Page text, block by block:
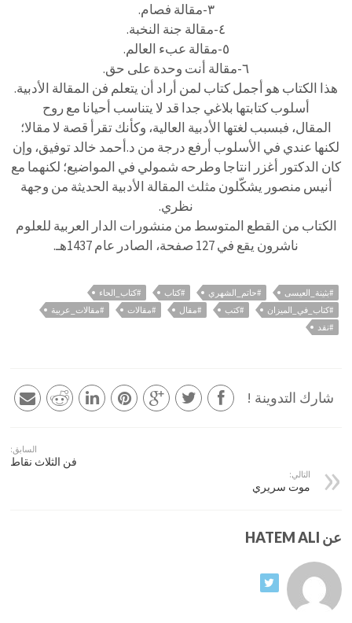
٣-مقالة فصام.
٤-مقالة جنة النخبة.
٥-مقالة عبء العالم.
٦-مقالة أنت وحدة على حق.
هذا الكتاب هو أجمل كتاب لمن أراد أن يتعلم فن المقالة الأدبية.
أسلوب كتابتها بلاغي جدا قد لا يتناسب أحيانا مع روح
المقال، فبسبب لغتها الأدبية العالية، وكأنك تقرأ قصة لا مقالا؛
لكنها عندي في الأسلوب أرفع درجة من د.أحمد خالد توفيق، وإن
كان الدكتور أغزر انتاجا وطرحه شمولي في المواضيع؛ لكنهما مع
أنيس منصور يشكّلون مثلث المقالة الأدبية الحديثة من وجهة
نظري.
الكتاب من القطع المتوسط من منشورات الدار العربية للعلوم
ناشرون يقع في 127 صفحة، الصادر عام 1437هـ.
#بثينة_العيسى #حاتم_الشهري #كتاب
#كتاب_الحاء
#كتاب_في_الميزان
#كتب #مقال #مقالات
#مقالات_عربية
#نقد
شارك التدوينة !
السابق:
فن الثلاث نقاط
التالي:
موت سريري
عن HATEM ALI